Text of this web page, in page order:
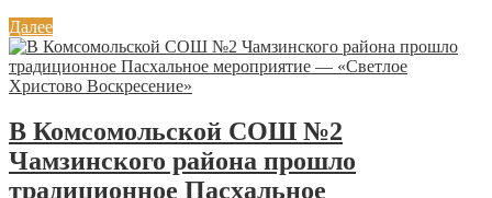
Далее
В Комсомольской СОШ №2
Чамзинского района прошло
традиционное Пасхальное